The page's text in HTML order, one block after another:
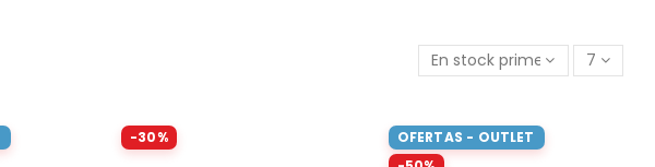
En stock primero 7
-30%
OFERTAS - OUTLET